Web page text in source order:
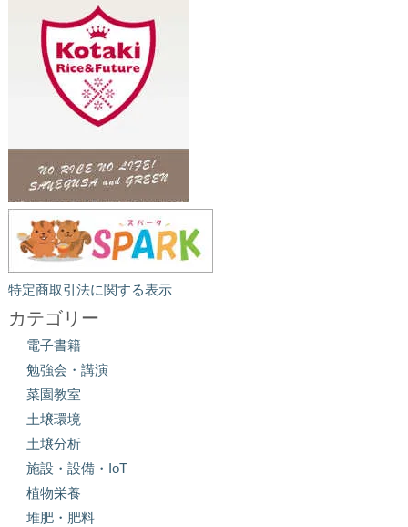
特定商取引法に関する表示
カテゴリー
電子書籍
勉強会・講演
菜園教室
土壌環境
土壌分析
施設・設備・IoT
植物栄養
堆肥・肥料